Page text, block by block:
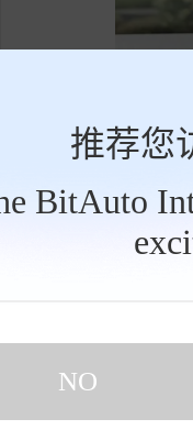
推荐您
BitAuto
NO